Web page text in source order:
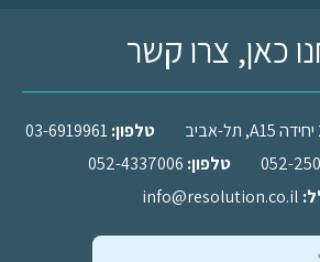
כאן, צרו קשר
טלפון: 03-6919961
052- טלפון: 052-4337006
info@resolution.co.il